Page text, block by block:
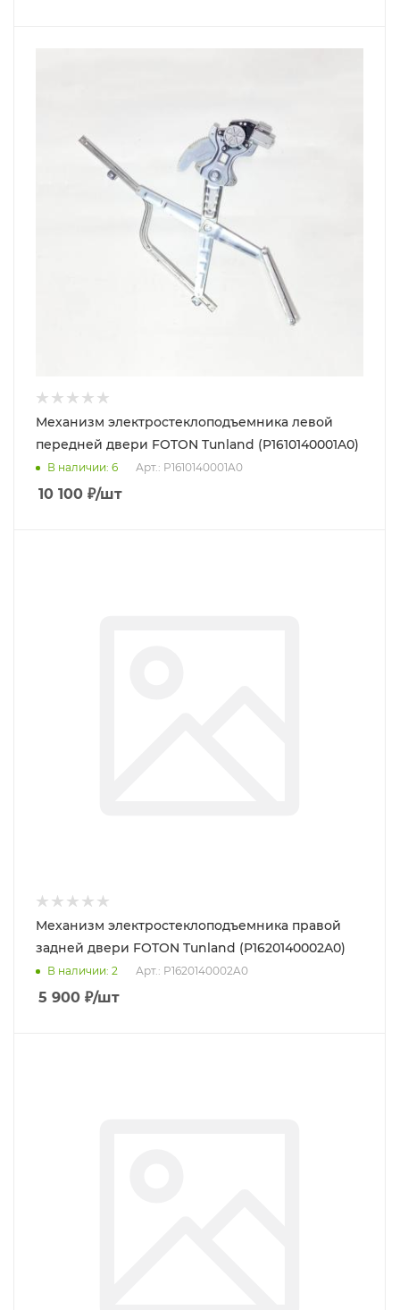
Механизм электростеклоподъемника левой
передней двери FOTON Tunland (P1610140001A0)
В наличии: 6 Арт.: P1610140001A0
10 100 ₽/шт
Механизм электростеклоподъемника правой
задней двери FOTON Tunland (P1620140002A0)
В наличии: 2 Арт.: P1620140002A0
5 900 ₽/шт